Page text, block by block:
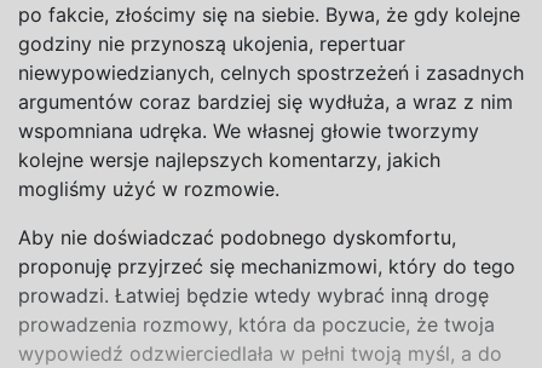
po fakcie, złościmy się na siebie. Bywa, że gdy kolejne
godziny nie przynoszą ukojenia, repertuar
niewypowiedzianych, celnych spostrzeżeń i zasadnych
argumentów coraz bardziej się wydłuża, a wraz z nim
wspomniana udręka. We własnej głowie tworzymy
kolejne wersje najlepszych komentarzy, jakich
mogliśmy użyć w rozmowie.
Aby nie doświadczać podobnego dyskomfortu,
proponuję przyjrzeć się mechanizmowi, który do tego
prowadzi. Łatwiej będzie wtedy wybrać inną drogę
prowadzenia rozmowy, która da poczucie, że twoja
wypowiedź odzwierciedlała w pełni twoją myśl, a do